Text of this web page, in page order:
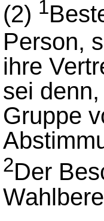
(2) 1
Person,
ihre
sei
Gruppe
2Der